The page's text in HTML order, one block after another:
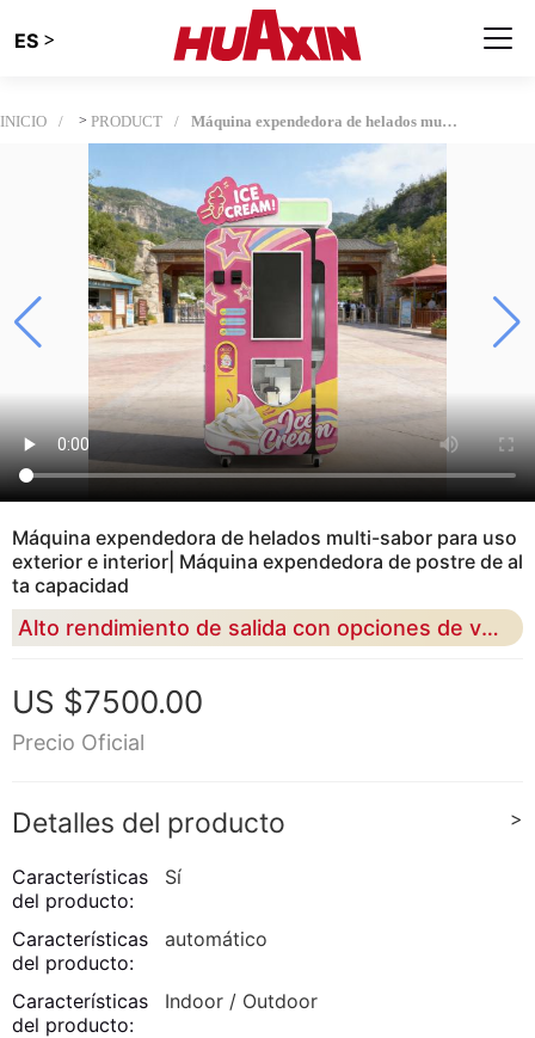
ES >
INICIO > PRODUCT Máquina expendedora de helados multi-sabor para uso exterior e interior| Máquina expendedora de postre de alta capacidad
Máquina expendedora de helados multi-sabor para uso
exterior e interior| Máquina expendedora de postre de al
ta capacidad
Alto rendimiento de salida con opciones de varios sabores, sistema de auto saneamiento incorporado para un funcionamiento confiable 24 / 7.
US $7500.00
Precio Oficial
Detalles del producto >
Características
del producto:
Sí
Características
del producto:
automático
Características
del producto:
Indoor / Outdoor